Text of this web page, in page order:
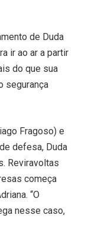
de Duda
ir ao ar a partir
do que sua
segurança
Fragoso) e
defesa, Duda
Reviravoltas
começa
“O
nesse caso,